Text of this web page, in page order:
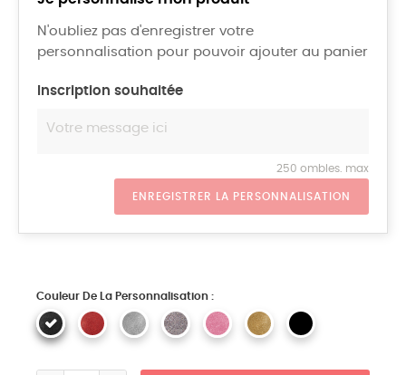
N'oubliez pas d'enregistrer votre
personnalisation pour pouvoir ajouter au panier
Inscription souhaitée
250 ombles. max
ENREGISTRER LA PERSONNALISATION
Couleur De La Personnalisation :